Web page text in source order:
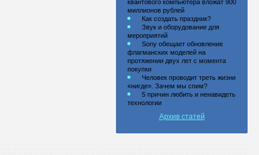
квантового компьютера вложат 900
миллионов рублей
Как создать праздник?
Звук и оборудование для
мероприятий
Sony обещает обновление
флагманских моделей на
протяжении двух лет с момента
покупки
Человек проводит треть жизни
«нигде». Зачем мы спим?
5 причин любить и ненавидеть
технологии
Архив статей